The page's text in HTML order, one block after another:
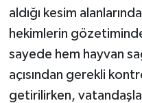
aldığı kesim
hekimlerin
sayede hem hayvan
açısından gerekli
getirilirken,